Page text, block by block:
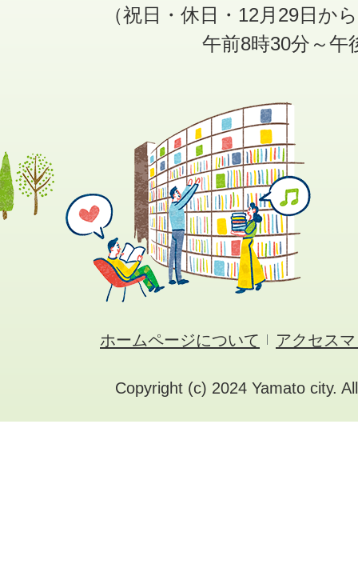
（祝日・休日・12月29日か
午前8時30分～午
ホームページについて アクセス
Copyright (c) 2024 Yamato city.